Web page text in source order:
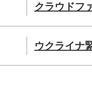
クラウドフ
ウクライナ